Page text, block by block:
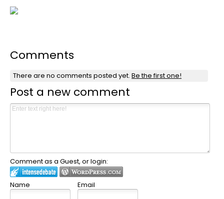
Comments
There are no comments posted yet.Be the first one!
Post a new comment
Comment as a Guest, or login:
Name Email